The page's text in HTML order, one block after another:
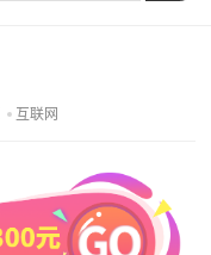
互联网